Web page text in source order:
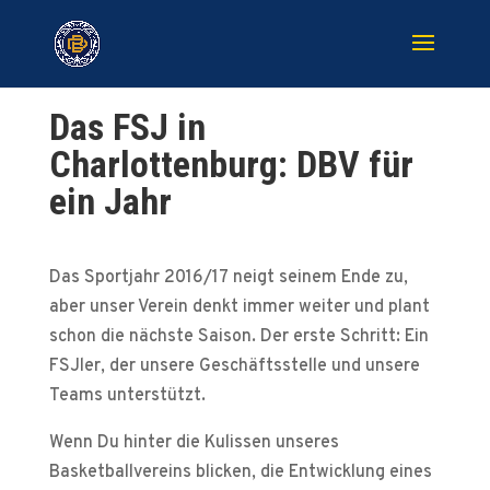
Das FSJ in
Charlottenburg: DBV für
ein Jahr
Das Sportjahr 2016/17 neigt seinem Ende zu,
aber unser Verein denkt immer weiter und plant
schon die nächste Saison. Der erste Schritt: Ein
FSJler, der unsere Geschäftsstelle und unsere
Teams unterstützt.
Wenn Du hinter die Kulissen unseres
Basketballvereins blicken, die Entwicklung eines